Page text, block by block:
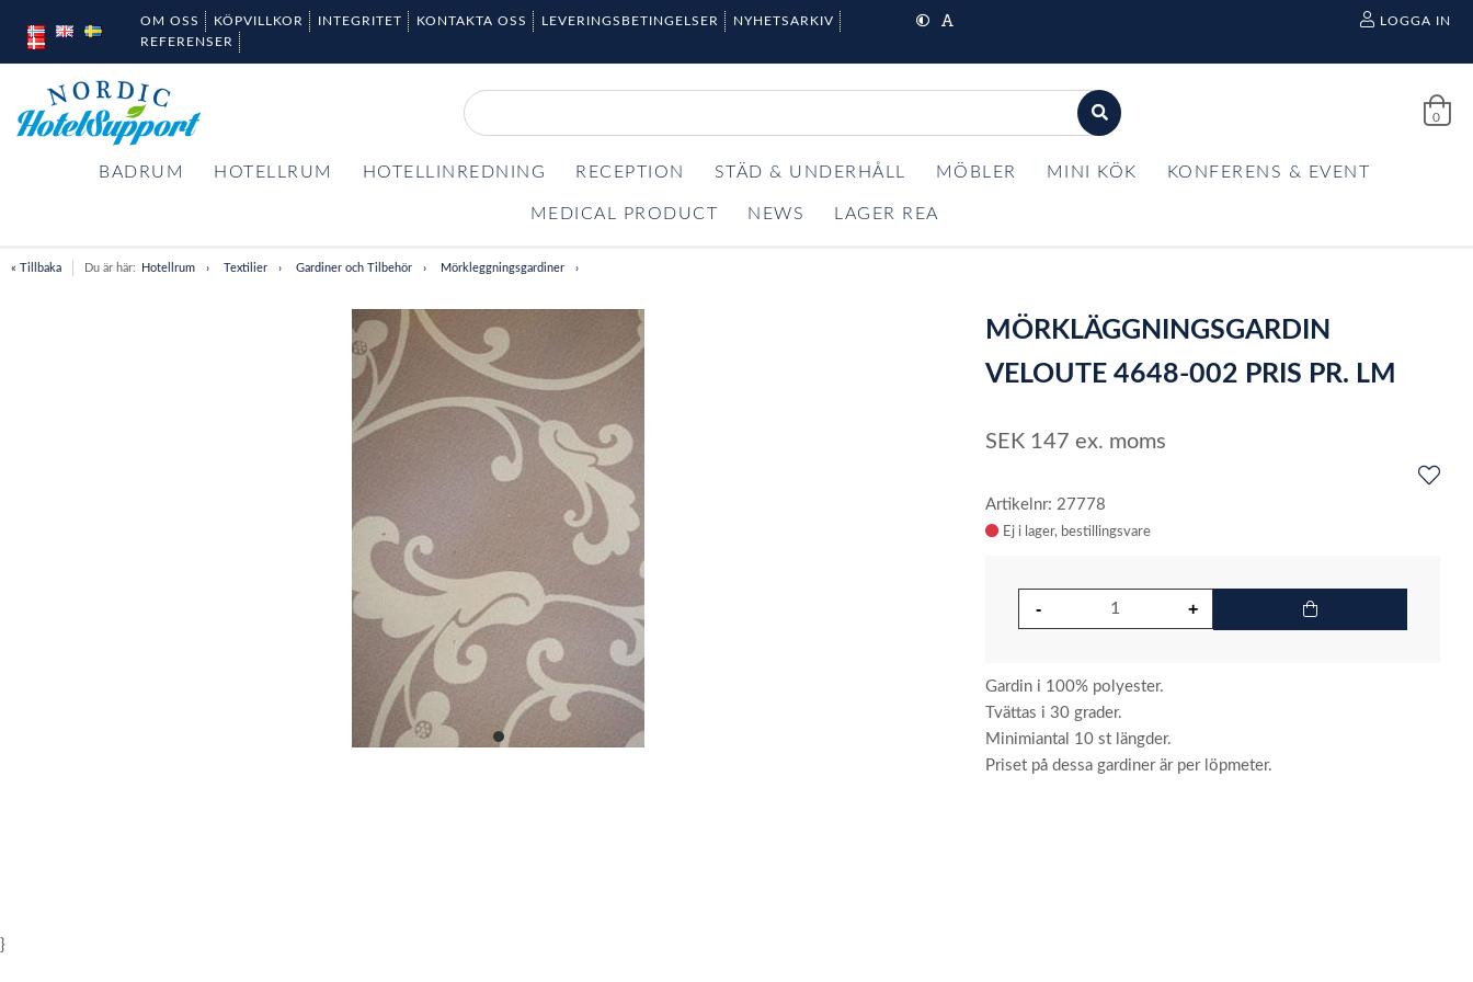
OM OSS KÖPVILLKOR INTEGRITET KONTAKTA OSS LEVERINGSBETINGELSER
NYHETSARKIV
REFERENSER
LOGGA IN
0
BADRUM HOTELLRUM HOTELLINREDNING RECEPTION STÄD & UNDERHÅLL MÖBLER MINI KÖK KONFERENS & EVENT
MEDICAL PRODUCT NEWS LAGER REA
« Tillbaka Du är här: Hotellrum Textilier Gardiner och Tilbehör Mörkleggningsgardiner
item
MÖRKLÄGGNINGSGARDIN
VELOUTE 4648-002 PRIS PR. LM
SEK 147 ex. moms
Artikelnr: 27778
Ej i lager
Gardin i 100% polyester.
Tvättas i 30 grader.
Minimiantal 10 st längder.
Priset på dessa gardiner är per löpmeter.
}